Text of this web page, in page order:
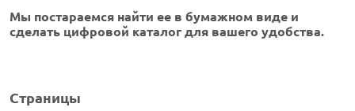
Мы постараемся найти ее в бумажном виде и
сделать цифровой каталог для вашего удобства.
Страницы